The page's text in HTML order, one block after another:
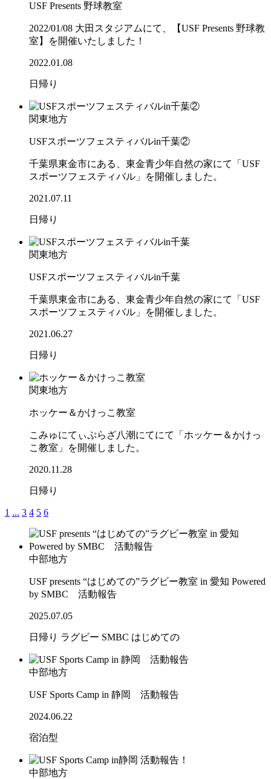
USF Presents 野球教室
2022/01/08 大田スタジアムにて、【USF Presents 野球教
室】を開催いたしました！
2022.01.08
日帰り
関東地方
USFスポーツフェスティバルin千葉②
千葉県東金市にある、東金青少年自然の家にて「USF
スポーツフェスティバル」を開催しました。
2021.07.11
日帰り
関東地方
USFスポーツフェスティバルin千葉
千葉県東金市にある、東金青少年自然の家にて「USF
スポーツフェスティバル」を開催しました。
2021.06.27
日帰り
関東地方
ホッケー＆かけっこ教室
こみゅにてぃぷらざ八潮にてにて「ホッケー＆かけっ
こ教室」を開催しました。
2020.11.28
日帰り
1 ... 3 4 5 6
中部地方
USF presents “はじめての”ラグビー教室 in 愛知 Powered
by SMBC 活動報告
2025.07.05
日帰り ラグビー SMBC はじめての
中部地方
USF Sports Camp in 静岡 活動報告
2024.06.22
宿泊型
中部地方